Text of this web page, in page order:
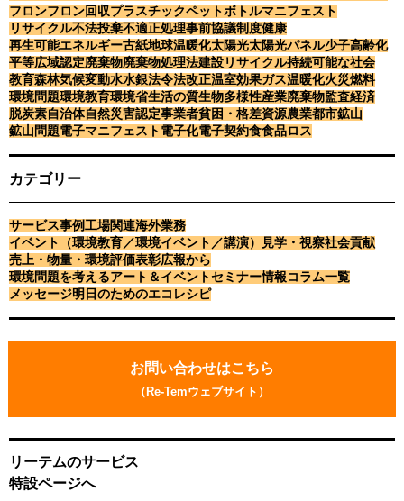
サービス事例工場関連海外業務
イベント（環境教育／環境イベ
ント／講演）
見学・視察社会貢献
売上・物量・環境評価表彰
広報から
環境問題を考えるアート＆イベ
ント
明日のためのエコレシピ
お
問
い
合
わ
せ
お問い合わせはこちら
（Re-Temウェブサイト）
太陽光パネル
リサイクル・リユース
全国廃棄物まるごと管理／
廃棄物事務のDX推進支援
フロンフロン回収プラスチックペットボトルマニフェスト
リサイクル不法投棄不適正処理事前協議制度健康
再生可能エネルギー古紙地球温暖化太陽光太陽光パネル少子高齢化
平等広域認定廃棄物廃棄物処理法建設リサイクル持続可能な社会
教育森林気候変動水水銀法令法改正温室効果ガス温暖化火災燃料
環境問題環境教育環境省生活の質生物多様性産業廃棄物監査経済
脱炭素自治体自然災害認定事業者貧困・格差資源農業都市鉱山
鉱山問題電子マニフェスト 電子化電子契約食食品ロス
カテゴリー
サービス事例工場関連海外業務
イベント（環境教育／環境イベント／講演）
見学・視察社会貢献
売上・物量・環境評価表彰広報から
環境問題を考えるアート＆イベントセミナー情報 コラム一覧
メッセージ明日のためのエコレシピ
お
お問い合わせはこちら
（Re-Temウェブサイト）
リーテムのサービス
特設ページへ